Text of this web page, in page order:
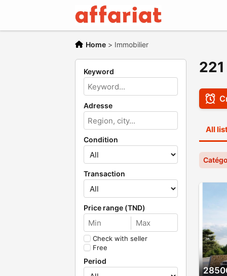
Home > Immobilier
Keyword
Adresse
Condition
Transaction
Price range (TND)
Check with seller
Free
Period
All